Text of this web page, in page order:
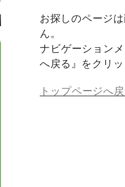
お探しのページ
ん。
ナビゲーション
へ戻る』をクリ
トップページへ